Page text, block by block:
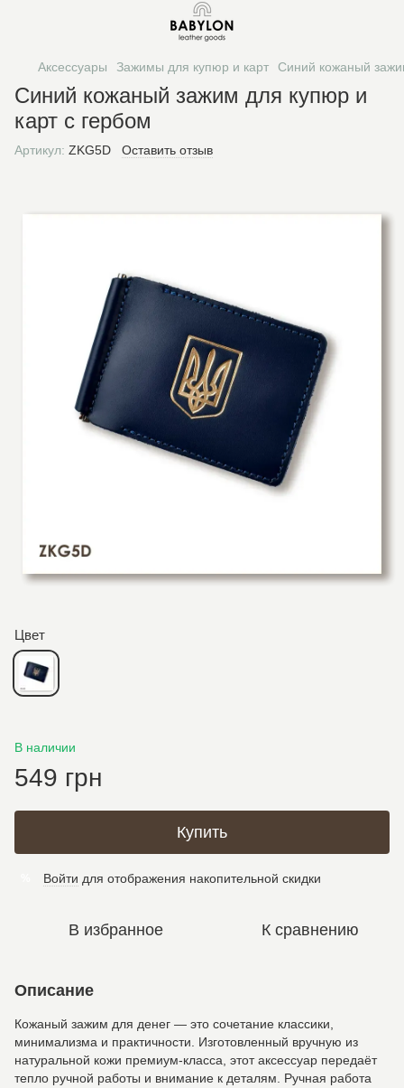
Аксессуары Зажимы для купюр и карт Синий кожаный
Синий кожаный зажим для купюр и
карт с гербом
Артикул: ZKG5D Оставить отзыв
Цвет
В наличии
549 грн
Купить
Войти для отображения накопительной скидки
В избранное К сравнению
Описание
Кожаный зажим для денег — это сочетание классики,
минимализма и практичности. Изготовленный вручную из
натуральной кожи премиум-класса, этот аксессуар передаёт
тепло ручной работы и внимание к деталям. Ручная работа